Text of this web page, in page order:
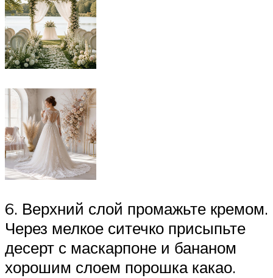
6. Верхний слой промажьте кремом.
Через мелкое ситечко присыпьте
десерт с маскарпоне и бананом
хорошим слоем порошка какао.